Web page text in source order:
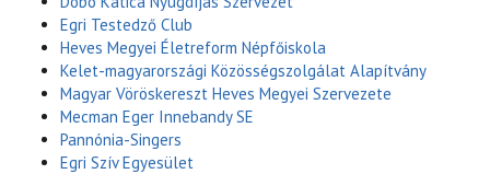
Egri Testedző Club
Heves Megyei Életreform Népfőiskola
Kelet-magyarországi Közösségszolgálat Alapítvány
Magyar Vöröskereszt Heves Megyei Szervezete
Mecman Eger Innebandy SE
Pannónia-Singers
Egri Szív Egyesület